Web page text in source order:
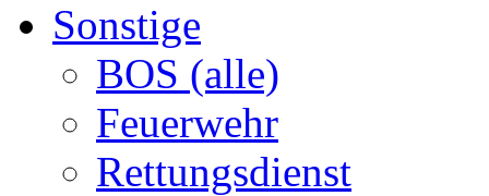
Sonstige
BOS (alle)
Feuerwehr
Rettungsdienst